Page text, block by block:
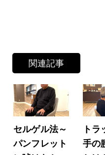
関連記事
セルゲル法～
パンフレット
トラ
手の